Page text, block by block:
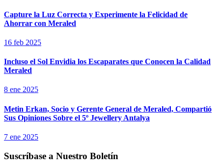
Capture la Luz Correcta y Experimente la Felicidad de
Ahorrar con Meraled
16 feb 2025
Incluso el Sol Envidia los Escaparates que Conocen la Calidad
Meraled
8 ene 2025
Metin Erkan, Socio y Gerente General de Meraled, Compartió
Sus Opiniones Sobre el 5º Jewellery Antalya
7 ene 2025
Suscríbase a Nuestro Boletín